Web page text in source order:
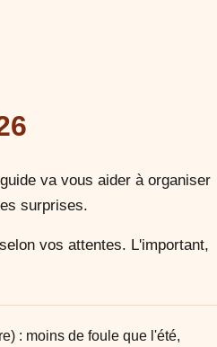
va vous aider à organiser
surprises.
vos attentes. L'important,
: moins de foule que l'été,